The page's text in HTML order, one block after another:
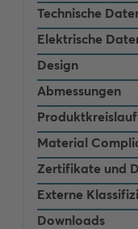
Technische
Elektrische
Design
Abmessungen
Material
Zertifikate und
Externe
Downloads